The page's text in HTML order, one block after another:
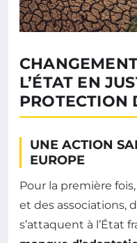
L’ÉTAT EN
PROTECTION
UNE ACTION
EUROPE
Pour la première
et des associations,
s’attaquent à l’État